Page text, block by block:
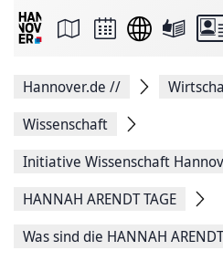
Seite
Facebook
teilen
Seitenlink
Seite
Hannover.de //
Wissenschaft
Initiative Wissenschaft
HANNAH ARENDT TAGE
Was sind die HANNAH